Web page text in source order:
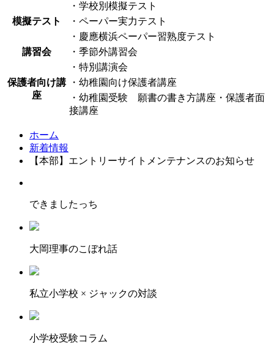
模擬テスト
・学校別模擬テスト
・ペーパー実力テスト
・慶應横浜ペーパー習熟度テスト
講習会
・季節外講習会
保護者向け講
座
・特別講演会
・幼稚園向け保護者講座
・幼稚園受験 願書の書き方講座・保護者面
接講座
ホーム
新着情報
【本部】エントリーサイトメンテナンスのお知らせ
できましたっち
大岡理事のこぼれ話
私立小学校 × ジャックの対談
小学校受験コラム